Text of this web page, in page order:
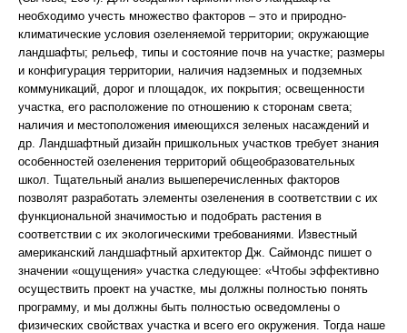
необходимо учесть множество факторов – это и природно-
климатические условия озеленяемой территории; окружающие
ландшафты; рельеф, типы и состояние почв на участке; размеры
и конфигурация территории, наличия надземных и подземных
коммуникаций, дорог и площадок, их покрытия; освещенности
участка, его расположение по отношению к сторонам света;
наличия и местоположения имеющихся зеленых насаждений и
др. Ландшафтный дизайн пришкольных участков требует знания
особенностей озеленения территорий общеобразовательных
школ. Тщательный анализ вышеперечисленных факторов
позволят разработать элементы озеленения в соответствии с их
функциональной значимостью и подобрать растения в
соответствии с их экологическими требованиями. Известный
американский ландшафтный архитектор Дж. Саймондс пишет о
значении «ощущения» участка следующее: «Чтобы эффективно
осуществить проект на участке, мы должны полностью понять
программу, и мы должны быть полностью осведомлены о
физических свойствах участка и всего его окружения. Тогда наше